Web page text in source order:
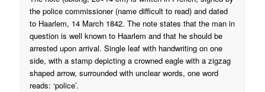
the police commissioner (name difficult to read) and dated
to Haarlem, 14 March 1842. The note states that the man in
question is well known to Haarlem and that he should be
arrested upon arrival. Single leaf with handwriting on one
side, with a stamp depicting a crowned eagle with a zigzag
shaped arrow, surrounded with unclear words, one word
reads: ‘police’.